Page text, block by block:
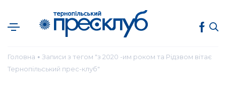
Головна ● Записи з тегом "з 2020 -им роком та Рідзвом вітає
Тернопільський прес-клуб"